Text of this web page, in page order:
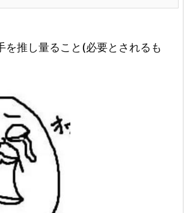
を推し量ること(必要とされるも